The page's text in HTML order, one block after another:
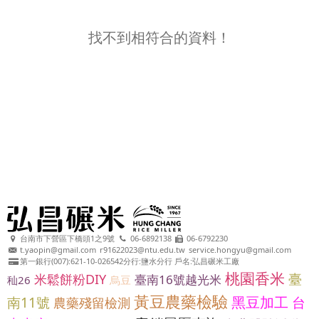
找不到相符合的資料！
台南市下營區下橋頭1之9號 06-6892138
06-6792230
t.yaopin@gmail.com r91622023@ntu.edu.tw service.hongyu@gmail.com
第一銀行(007):621-10-026542分行:鹽水分行 戶名:弘昌碾米工廠
秈26 米鬆餅粉DIY 烏豆 臺南16號越光米 桃園香米 臺
南11號 農藥殘留檢測 黃豆農藥檢驗 黑豆加工 台